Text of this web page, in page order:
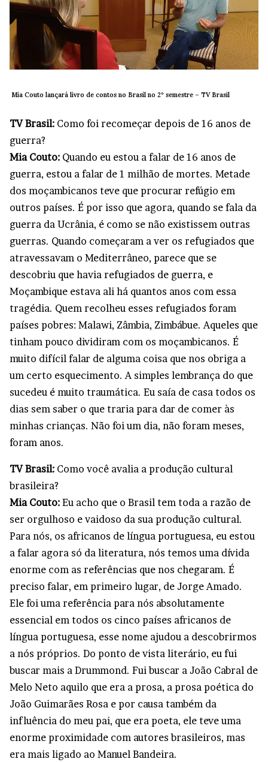
Mia Couto lançará livro de contos no Brasil no 2º semestre – TV Brasil
TV Brasil: Como foi recomeçar depois de 16 anos de
guerra?
Mia Couto: Quando eu estou a falar de 16 anos de
guerra, estou a falar de 1 milhão de mortes. Metade
dos moçambicanos teve que procurar refúgio em
outros países. É por isso que agora, quando se fala da
guerra da Ucrânia, é como se não existissem outras
guerras. Quando começaram a ver os refugiados que
atravessavam o Mediterrâneo, parece que se
descobriu que havia refugiados de guerra, e
Moçambique estava ali há quantos anos com essa
tragédia. Quem recolheu esses refugiados foram
países pobres: Malawi, Zâmbia, Zimbábue. Aqueles que
tinham pouco dividiram com os moçambicanos. É
muito difícil falar de alguma coisa que nos obriga a
um certo esquecimento. A simples lembrança do que
sucedeu é muito traumática. Eu saía de casa todos os
dias sem saber o que traria para dar de comer às
minhas crianças. Não foi um dia, não foram meses,
foram anos.
TV Brasil: Como você avalia a produção cultural
brasileira?
Mia Couto: Eu acho que o Brasil tem toda a razão de
ser orgulhoso e vaidoso da sua produção cultural.
Para nós, os africanos de língua portuguesa, eu estou
a falar agora só da literatura, nós temos uma dívida
enorme com as referências que nos chegaram. É
preciso falar, em primeiro lugar, de Jorge Amado.
Ele foi uma referência para nós absolutamente
essencial em todos os cinco países africanos de
língua portuguesa, esse nome ajudou a descobrirmos
a nós próprios. Do ponto de vista literário, eu fui
buscar mais a Drummond. Fui buscar a João Cabral de
Melo Neto aquilo que era a prosa, a prosa poética do
João Guimarães Rosa e por causa também da
influência do meu pai, que era poeta, ele teve uma
enorme proximidade com autores brasileiros, mas
era mais ligado ao Manuel Bandeira.